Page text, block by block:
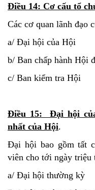
Điều 14: Cơ cấu tổ
Các cơ quan lãnh đạo
a/ Đại hội của Hội
b/ Ban chấp hành Hội
c/ Ban kiểm tra Hội
Điều 15: Đại hội
nhất của Hội.
Đại hội bao gồm tất
viên cho tới ngày triệu
a/ Đại hội thường kỳ